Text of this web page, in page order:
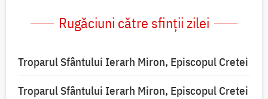
Rugăciuni către sfinții zilei
Troparul Sfântului Ierarh Miron, Episcopul Cretei
Troparul Sfântului Ierarh Miron, Episcopul Cretei